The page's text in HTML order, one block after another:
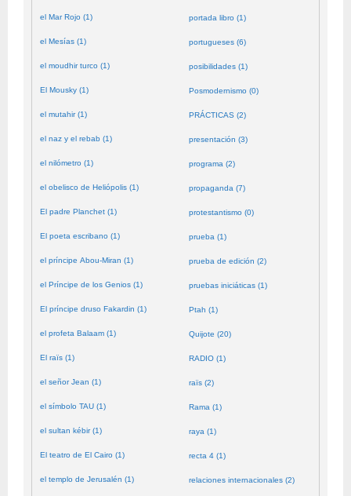
el Mar Rojo (1)
el Mesías (1)
el moudhir turco (1)
El Mousky (1)
el mutahir (1)
el naz y el rebab (1)
el nilómetro (1)
el obelisco de Heliópolis (1)
El padre Planchet (1)
El poeta escribano (1)
el príncipe Abou-Miran (1)
el Príncipe de los Genios (1)
El príncipe druso Fakardin (1)
el profeta Balaam (1)
El raïs (1)
el señor Jean (1)
el símbolo TAU (1)
el sultan kébir (1)
El teatro de El Cairo (1)
el templo de Jerusalén (1)
portada libro (1)
portugueses (6)
posibilidades (1)
Posmodernismo (0)
PRÁCTICAS (2)
presentación (3)
programa (2)
propaganda (7)
protestantismo (0)
prueba (1)
prueba de edición (2)
pruebas iniciáticas (1)
Ptah (1)
Quijote (20)
RADIO (1)
raïs (2)
Rama (1)
raya (1)
recta 4 (1)
relaciones internacionales (2)